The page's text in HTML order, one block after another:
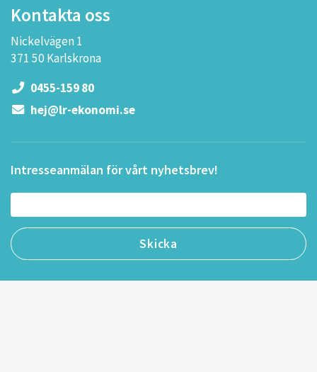
Kontakta oss
Nickelvägen 1
371 50 Karlskrona
0455-159 80
hej@lr-ekonomi.se
Intresseanmälan för vårt nyhetsbrev!